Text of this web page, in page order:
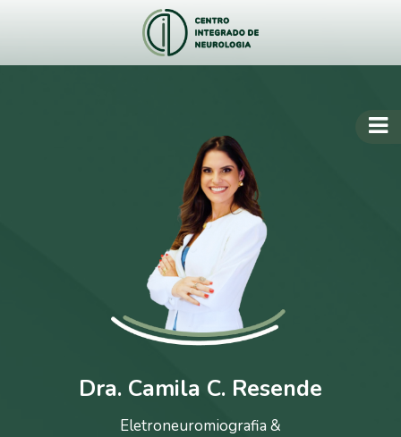
Dra. Camila C. Resende
Eletroneuromiografia &